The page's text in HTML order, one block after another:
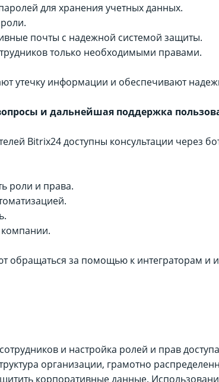
для хранения учетных данных.
почты с надежной системой защиты.
только необходимыми правами.
утечку информации и обеспечивают
и дальнейшая поддержка
Bitrix24 доступны консультации через
роли и права.
компании.
обращаться за помощью к интеграторам
и настройка ролей и прав
организации, грамотно
корпоративные данные.